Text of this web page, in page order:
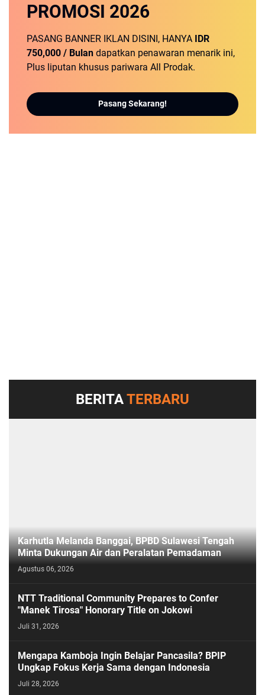
PROMOSI 2026
PASANG BANNER IKLAN DISINI, HANYA IDR
750,000 / Bulan dapatkan penawaran menarik ini,
Plus liputan khusus pariwara All Prodak.
Pasang Sekarang!
BERITATERBARU
Karhutla Melanda Banggai, BPBD Sulawesi Tengah
Minta Dukungan Air dan Peralatan Pemadaman
Agustus 06, 2026
NTT Traditional Community Prepares to Confer
"Manek Tirosa" Honorary Title on Jokowi
Juli 31, 2026
Mengapa Kamboja Ingin Belajar Pancasila? BPIP
Ungkap Fokus Kerja Sama dengan Indonesia
Juli 28, 2026